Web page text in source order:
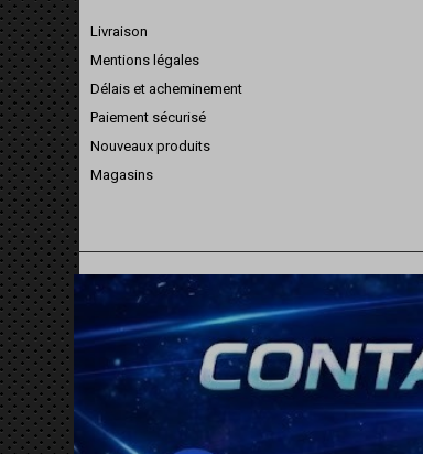
Livraison
Mentions légales
Délais et acheminement
Paiement sécurisé
Nouveaux produits
Magasins